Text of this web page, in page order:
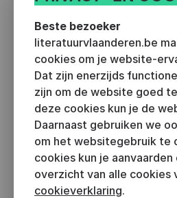
Vanaf de jaren negentig
thema’s veel meer op de
Lanoye. In zijn romans
van ‘kleine’ autobiografisch
slagerszoon met een
over de mistoestanden in de
(‘Het goddelijk monster’,
huwelijk’) en in onze
(‘Gelukkige slaven’). De
de Tweede Wereldoorlog is
voor Lanoye (‘De Draaischijf’).
Beste bezoeker
literatuurvlaanderen.be
cookies om je website-
Dat zijn enerzijds
zijn om de website goed
deze cookies kun je de
Daarnaast gebruiken we
om het websitegebruik te
cookies kun je
overzicht van alle cookies
cookieverklaring.